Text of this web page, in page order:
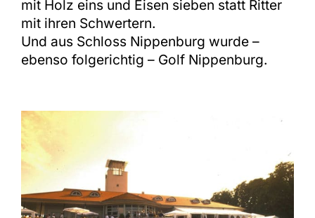
mit Holz eins und Eisen sieben statt Ritter
mit ihren Schwertern.
Und aus Schloss Nippenburg wurde –
ebenso folgerichtig – Golf Nippenburg.